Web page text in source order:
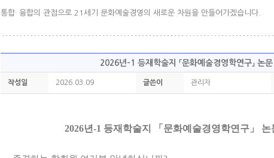
통합· 융합의 관점으로 21세기 문화예술경영의 새로운 차원을 만들어가겠습니다.
2026년-1 등재학술지 「문화예술경영학연구」 논
작성일 2026.03.09 글쓴이 관리자
2026년-1 등재학술지 「 문화예술경영학연구 」 논